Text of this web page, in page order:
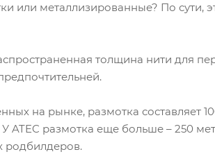
или металлизированные? По сути,
толщина нити для
на рынке, размотка составляет
ATEC размотка еще больше – 250
родбилдеров.